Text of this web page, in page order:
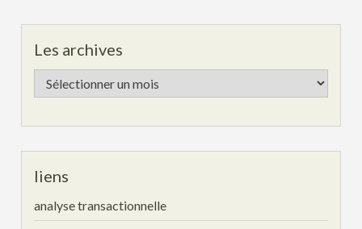
Les archives
Les
archives
liens
analyse transactionnelle